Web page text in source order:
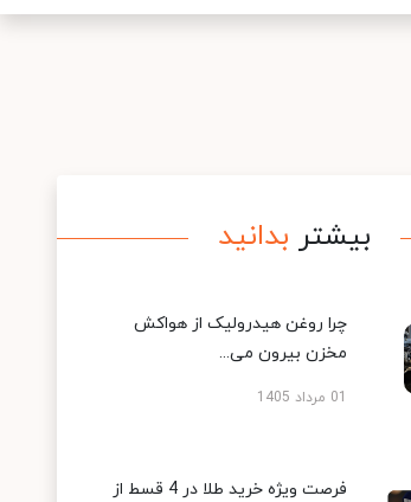
بیشتر بدانید
چرا روغن هیدرولیک از هواکش
مخزن بیرون می...
01 مرداد 1405
فرصت ویژه خرید طلا در 4 قسط از